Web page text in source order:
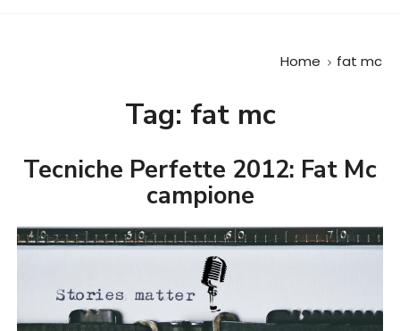
Home fat mc
Tag: fat mc
Tecniche Perfette 2012: Fat Mc
campione